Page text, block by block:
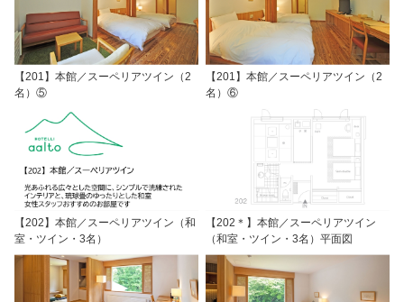
【201】本館／スーペリアツイン（2
名）⑤
【201】本館／スーペリアツイン（2
名）⑥
【202】本館／スーペリアツイン（和
室・ツイン・3名）
【202＊】本館／スーペリアツイン
（和室・ツイン・3名）平面図